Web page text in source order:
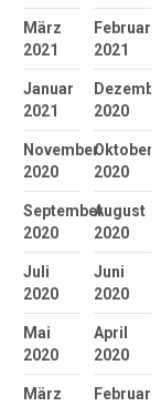
März
2021
Februar
2021
Januar
2021
2020
November
2020
Oktober
2020
September
2020
August
2020
Juli
2020
Juni
2020
Mai
2020
April
2020
März
Februar